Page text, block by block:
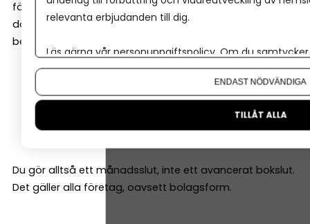
företag redovisar moms varje månad eller kvartal, och
då 'stänger man' den perioden) Att avsluta perioden
betyder i praktiken att du:
Bokfört alla händelser för månaden
Matchat bankkontot
Kontrollerat att momsen stämmer
Du gör alltså ett månadsslut, inte ett avancerat bokslut.
Det gäller alla företag, oavsett bolagsform.
relevanta erbjudanden till dig.
Läs gärna vår personuppgiftspolicy. Om du
Om du vill ändra ditt val i efterhand hittar du den
ENDAST NÖDVÄNDIGA
TILLÅT ALLA